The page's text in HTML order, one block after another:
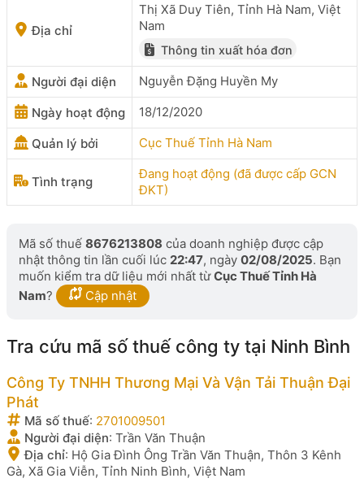
Địa chỉ
Thị Xã Duy Tiên, Tỉnh Hà Nam, Việt
Nam
Thông tin xuất hóa đơn
Người đại diện Nguyễn Đặng Huyền My
Ngày hoạt động 18/12/2020
Quản lý bởi Cục Thuế Tỉnh Hà Nam
Tình trạng
Đang hoạt động (đã được cấp GCN
ĐKT)
Mã số thuế 8676213808 của doanh nghiệp được cập
nhật thông tin lần cuối lúc 22:47, ngày 02/08/2025. Bạn
muốn kiểm tra dữ liệu mới nhất từCục Thuế Tỉnh Hà
Nam? Cập nhật
Tra cứu mã số thuế công ty tại Ninh Bình
Công Ty TNHH Thương Mại Và Vận Tải Thuận Đại
Phát
Mã số thuế: 2701009501
Người đại diện: Trần Văn Thuận
Địa chỉ: Hộ Gia Đình Ông Trần Văn Thuận, Thôn 3 Kênh
Gà, Xã Gia Viễn, Tỉnh Ninh Bình, Việt Nam